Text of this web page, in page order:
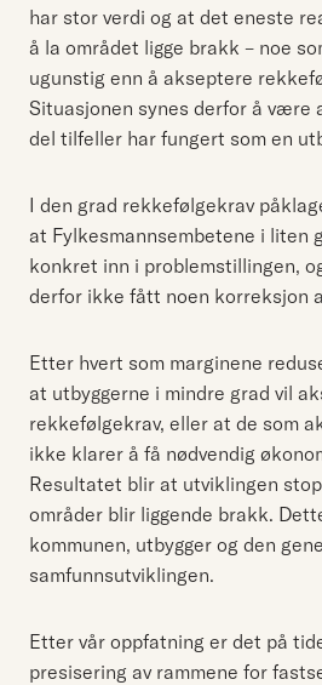
har stor verdi og at det eneste
å la området ligge brakk – noe
ugunstig enn å akseptere
Situasjonen synes derfor å være
del tilfeller har fungert som en
I den grad rekkefølgekrav
at Fylkesmannsembetene i liten
konkret inn i problemstillingen,
derfor ikke fått noen korreksjon
Etter hvert som marginene
at utbyggerne i mindre grad vil
rekkefølgekrav, eller at de som
ikke klarer å få nødvendig
Resultatet blir at utviklingen
områder blir liggende brakk.
kommunen, utbygger og den
samfunnsutviklingen.
Etter vår oppfatning er det på
presisering av rammene for